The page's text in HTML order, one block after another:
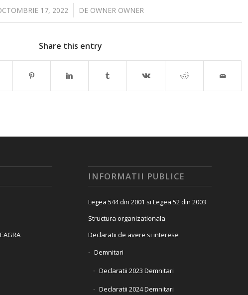
17, 2022
/ DE OWNER OWNER
Share this entry
INFORMATII PUBLICE
Legea 544 din 2001 si Legea 52 din 2003
Structura organizationala
Declaratii de avere si interese
Demnitari
Declaratii 2023 Demnitari
Declaratii 2024 Demnitari